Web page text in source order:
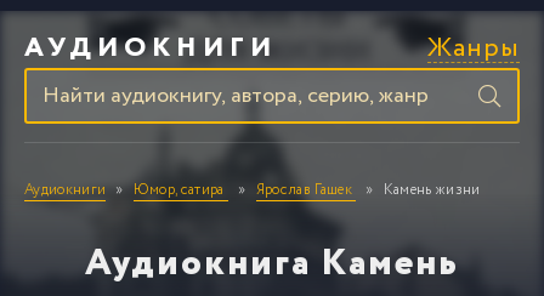
АУДИОКНИГИ Жанры
Аудиокниги Юмор, сатира Ярослав Гашек Камень жизни
Аудиокнига Камень